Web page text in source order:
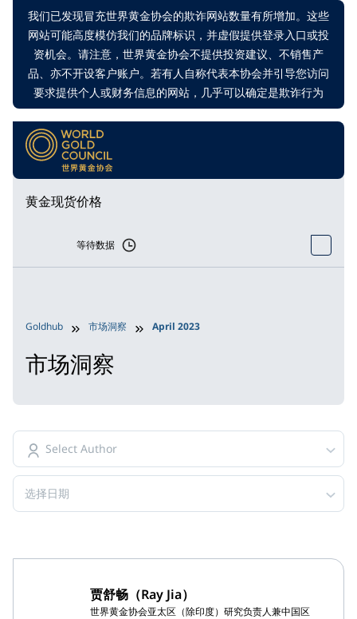
我们已发现冒充世界黄金协会的欺诈网站数量有所增加。这些
网站可能高度模仿我们的品牌标识，并虚假提供登录入口或投
资机会。请注意，世界黄金协会不提供投资建议、不销售产
品、亦不开设客户账户。若有人自称代表本协会并引导您访问
要求提供个人或财务信息的网站，几乎可以确定是欺诈行为
黄金现货价格
等待数据
Goldhub 市场洞察 April 2023
市场洞察
Select Author
选择日期
贾舒畅（Ray Jia）
世界黄金协会亚太区（除印度）研究负责人兼中国区